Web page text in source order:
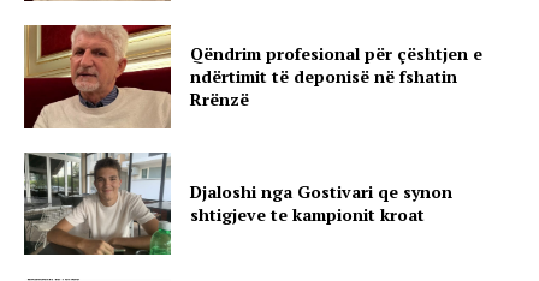
Qëndrim profesional për çështjen e
ndërtimit të deponisë në fshatin
Rrënzë
Djaloshi nga Gostivari qe synon
shtigjeve te kampionit kroat